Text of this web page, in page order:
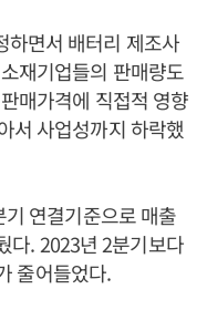
하면서 배터리 제조사
재기업들의 판매량도
매가격에 직접적 영향
서 사업성까지 하락했
연결기준으로 매출
다. 2023년 2분기보다
줄어들었다.